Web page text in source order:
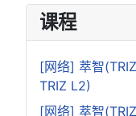
课程
[网络] 萃智
TRIZ L2)
[网络] 萃智